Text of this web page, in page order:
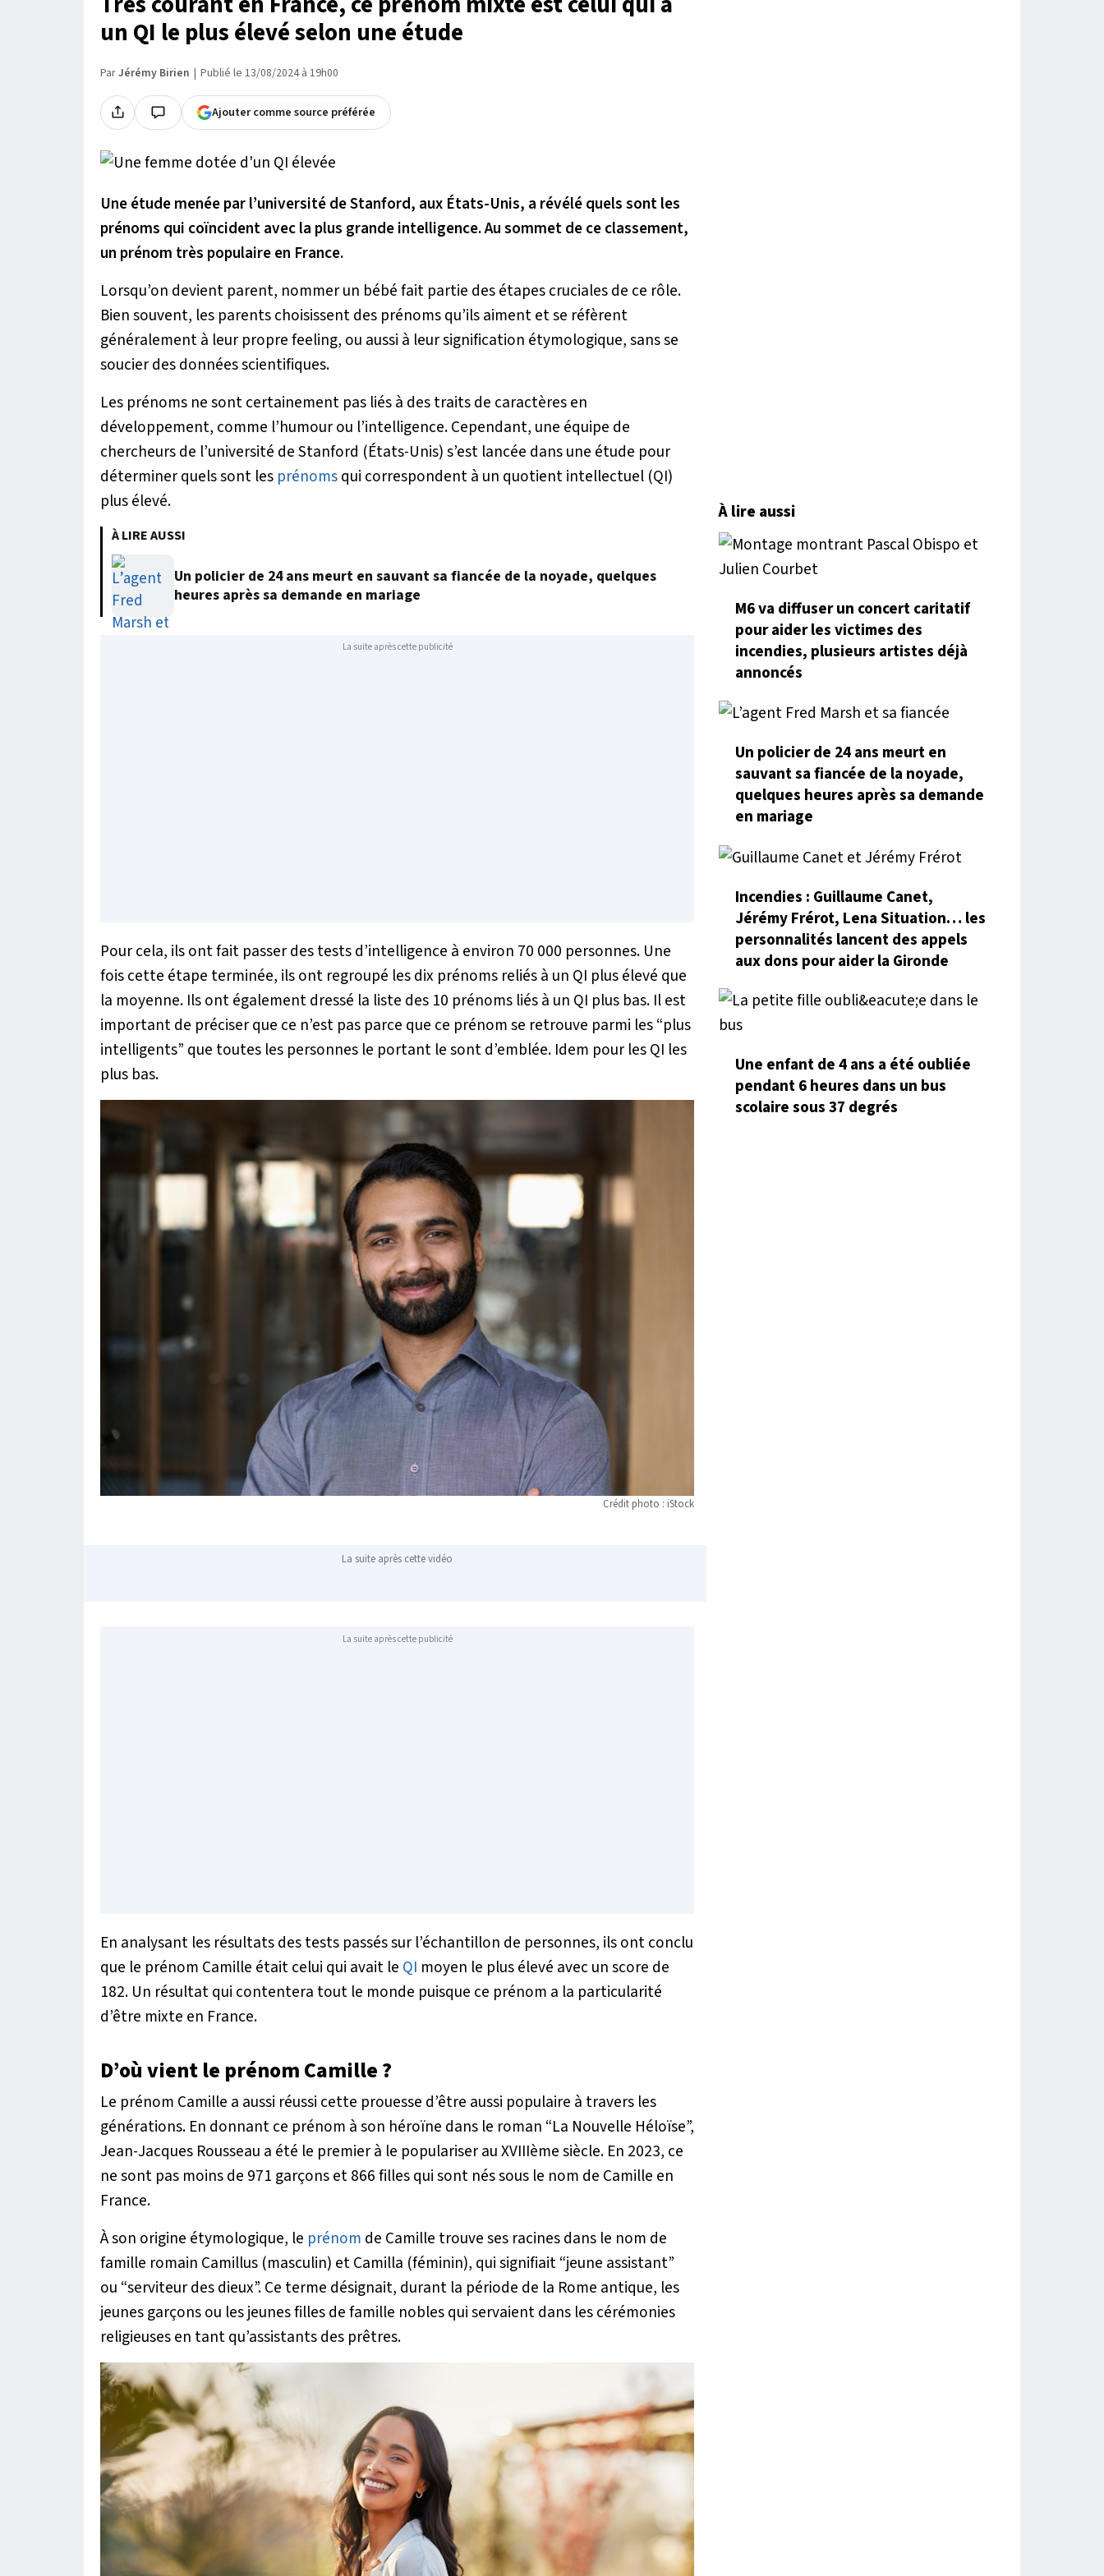
un QI le plus élevé selon une étude
ParJérémy Birien Publié le 13/08/2024 à 19h00
Ajouter comme source préférée
Une étude menée par l’université de Stanford, aux États-Unis, a révélé quels sont les
prénoms qui coïncident avec la plus grande intelligence. Au sommet de ce classement,
un prénom très populaire en France.
Lorsqu’on devient parent, nommer un bébé fait partie des étapes cruciales de ce rôle.
Bien souvent, les parents choisissent des prénoms qu’ils aiment et se réfèrent
généralement à leur propre feeling, ou aussi à leur signification étymologique, sans se
soucier des données scientifiques.
Les prénoms ne sont certainement pas liés à des traits de caractères en
développement, comme l’humour ou l’intelligence. Cependant, une équipe de
chercheurs de l’université de Stanford (États-Unis) s’est lancée dans une étude pour
déterminer quels sont les prénomsqui correspondent à un quotient intellectuel (QI)
plus élevé.
À LIRE AUSSI
Un policier de 24 ans meurt en sauvant sa fiancée de la noyade, quelques
heures après sa demande en mariage
La suite après cette publicité
Pour cela, ils ont fait passer des tests d’intelligence à environ 70 000 personnes. Une
fois cette étape terminée, ils ont regroupé les dix prénoms reliés à un QI plus élevé que
la moyenne. Ils ont également dressé la liste des 10 prénoms liés à un QI plus bas. Il est
important de préciser que ce n’est pas parce que ce prénom se retrouve parmi les “plus
intelligents” que toutes les personnes le portant le sont d’emblée. Idem pour les QI les
plus bas.
Crédit photo : iStock
La suite après cette vidéo
La suite après cette publicité
En analysant les résultats des tests passés sur l’échantillon de personnes, ils ont conclu
que le prénom Camille était celui qui avait le QI moyen le plus élevé avec un score de
182. Un résultat qui contentera tout le monde puisque ce prénom a la particularité
d’être mixte en France.
D’où vient le prénom Camille ?
Le prénom Camille a aussi réussi cette prouesse d’être aussi populaire à travers les
générations. En donnant ce prénom à son héroïne dans le roman “La Nouvelle Héloïse”,
Jean-Jacques Rousseau a été le premier à le populariser au XVIIIème siècle. En 2023, ce
ne sont pas moins de 971 garçons et 866 filles qui sont nés sous le nom de Camille en
France.
À son origine étymologique, le prénom de Camille trouve ses racines dans le nom de
famille romain Camillus (masculin) et Camilla (féminin), qui signifiait “jeune assistant”
ou “serviteur des dieux”. Ce terme désignait, durant la période de la Rome antique, les
jeunes garçons ou les jeunes filles de famille nobles qui servaient dans les cérémonies
religieuses en tant qu’assistants des prêtres.
À lire aussi
M6 va diffuser un concert caritatif
pour aider les victimes des
incendies, plusieurs artistes déjà
annoncés
Un policier de 24 ans meurt en
sauvant sa fiancée de la noyade,
quelques heures après sa demande
en mariage
Incendies : Guillaume Canet,
Jérémy Frérot, Lena Situation… les
personnalités lancent des appels
aux dons pour aider la Gironde
Une enfant de 4 ans a été oubliée
pendant 6 heures dans un bus
scolaire sous 37 degrés